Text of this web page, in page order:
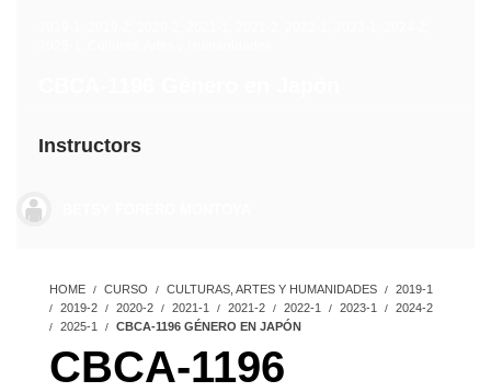
Instructors
HOME CURSO CULTURAS, ARTES Y HUMANIDADES
2019-1
2019-2
2020-2 2021-1 2021-2 2022-1 2023-1
2024-2
2025-1
CBCA-1196 GÉNERO EN JAPÓN
CBCA-1196